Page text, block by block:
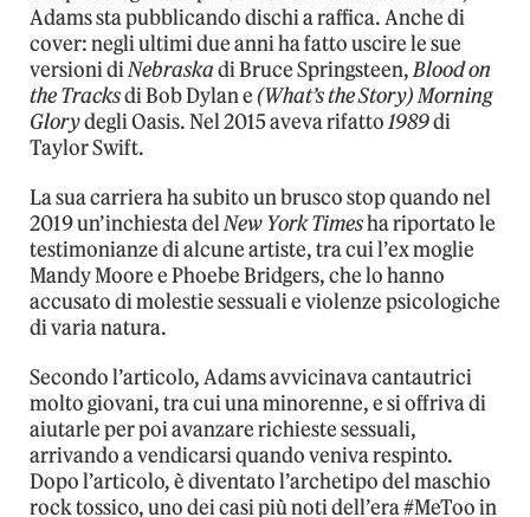
Adams sta pubblicando dischi a raffica. Anche di
cover: negli ultimi due anni ha fatto uscire le sue
versioni diNebraskadi Bruce Springsteen,Blood on
the Tracksdi Bob Dylan e(What’s the Story) Morning
Glorydegli Oasis. Nel 2015 aveva rifatto1989di
Taylor Swift.
La sua carriera ha subito un brusco stop quando nel
2019 un’inchiesta delNew York Timesha riportato le
testimonianze di alcune artiste, tra cui l’ex moglie
Mandy Moore e Phoebe Bridgers, che lo hanno
accusato di molestie sessuali e violenze psicologiche
di varia natura.
Secondo l’articolo, Adams avvicinava cantautrici
molto giovani, tra cui una minorenne, e si offriva di
aiutarle per poi avanzare richieste sessuali,
arrivando a vendicarsi quando veniva respinto.
Dopo l’articolo, è diventato l’archetipo del maschio
rock tossico, uno dei casi più noti dell’era #MeToo in